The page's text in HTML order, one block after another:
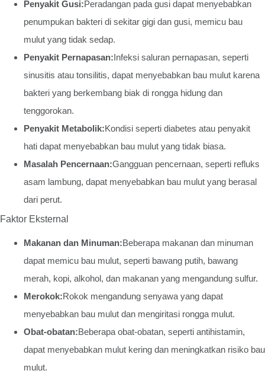
Penyakit Gusi:Peradangan pada gusi dapat menyebabkan
penumpukan bakteri di sekitar gigi dan gusi, memicu bau
mulut yang tidak sedap.
Penyakit Pernapasan:Infeksi saluran pernapasan, seperti
sinusitis atau tonsilitis, dapat menyebabkan bau mulut karena
bakteri yang berkembang biak di rongga hidung dan
tenggorokan.
Penyakit Metabolik:Kondisi seperti diabetes atau penyakit
hati dapat menyebabkan bau mulut yang tidak biasa.
Masalah Pencernaan:Gangguan pencernaan, seperti refluks
asam lambung, dapat menyebabkan bau mulut yang berasal
dari perut.
Faktor Eksternal
Makanan dan Minuman:Beberapa makanan dan minuman
dapat memicu bau mulut, seperti bawang putih, bawang
merah, kopi, alkohol, dan makanan yang mengandung sulfur.
Merokok:Rokok mengandung senyawa yang dapat
menyebabkan bau mulut dan mengiritasi rongga mulut.
Obat-obatan:Beberapa obat-obatan, seperti antihistamin,
dapat menyebabkan mulut kering dan meningkatkan risiko bau
mulut.